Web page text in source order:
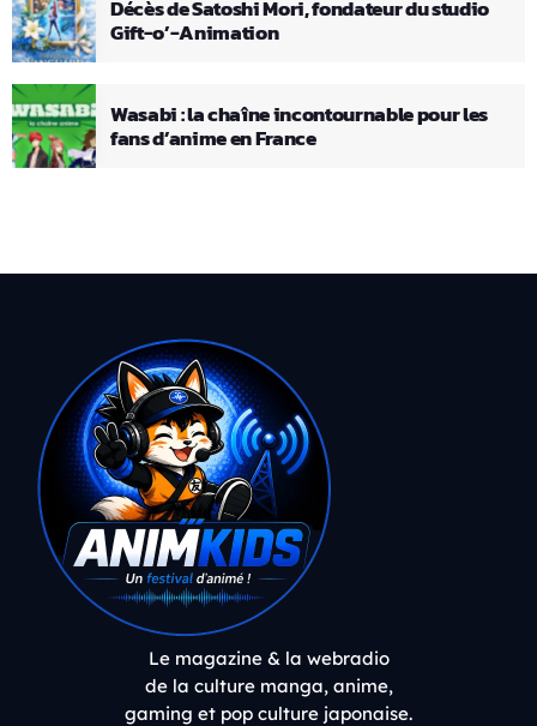
Décès de Satoshi Mori, fondateur du studio
Gift-o’-Animation
Wasabi : la chaîne incontournable pour les
fans d’anime en France
Le magazine & la webradio
de la culture manga, anime,
gaming et pop culture japonaise.